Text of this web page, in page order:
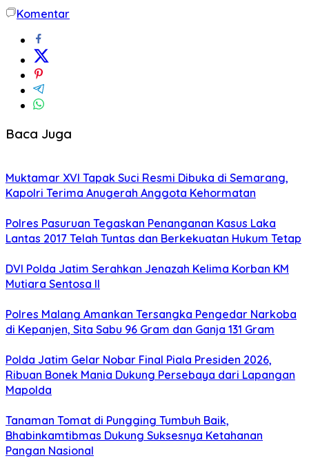
ShareKomentar
Baca Juga
Muktamar XVI Tapak Suci Resmi Dibuka di Semarang,
Kapolri Terima Anugerah Anggota Kehormatan
Polres Pasuruan Tegaskan Penanganan Kasus Laka
Lantas 2017 Telah Tuntas dan Berkekuatan Hukum Tetap
DVI Polda Jatim Serahkan Jenazah Kelima Korban KM
Mutiara Sentosa II
Polres Malang Amankan Tersangka Pengedar Narkoba
di Kepanjen, Sita Sabu 96 Gram dan Ganja 131 Gram
Polda Jatim Gelar Nobar Final Piala Presiden 2026,
Ribuan Bonek Mania Dukung Persebaya dari Lapangan
Mapolda
Tanaman Tomat di Pungging Tumbuh Baik,
Bhabinkamtibmas Dukung Suksesnya Ketahanan
Pangan Nasional